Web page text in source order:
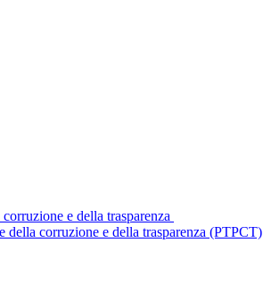
e della trasparenza
della corruzione e della trasparenza (PTPCT)